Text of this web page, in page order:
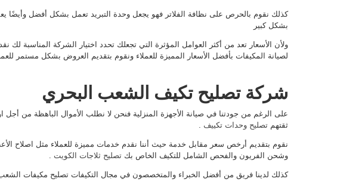
كذلك نقوم بالحرص على نظافة الفلاتر فهو يجعل وحدة التبريد تعمل بشكل أفضل وأيضًا
بشكل كبير
ولأن الأسعار تعد من أكثر العوامل المؤثرة التي تجعلك تحدد اختيار الشركة المناسبة لك
لصيانة المكيفات بأفضل الأسعار المميزة للعملاء ونقوم بتقديم العروض بشكل مستمر
شركة تصليح تكيف الشعب البحري
على الرغم من جودتنا في صيانة الأجهزة المنزلية فنحن لا نطلب الأموال الباهظة من أجل
ثقتهم تصليح وحدات تكييف
نقوم بتقديم أرخص سعر مقابل خدمة حيث أننا نقدم خدمات مميزة للعملاء مثل اصلاح
وشحن الفريون والفحص الشامل للتكيف الخاص بك تصليح ثلاجات الكويت
كذلك لدينا فريق من أفضل الخبراء والمتخصصون في مجال التكيفات تصليح مكيفات